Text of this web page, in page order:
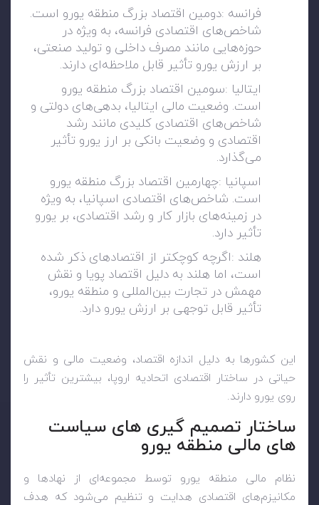
فرانسه :دومین اقتصاد بزرگ منطقه یورو است.
شاخص‌های اقتصادی فرانسه، به ویژه در
حوزه‌هایی مانند مصرف داخلی و تولید صنعتی،
بر ارزش یورو تأثیر قابل ملاحظه‌ای دارند.
ایتالیا :سومین اقتصاد بزرگ منطقه یورو
است. وضعیت مالی ایتالیا، بدهی‌های دولتی و
شاخص‌های اقتصادی کلیدی مانند رشد
اقتصادی و وضعیت بانکی بر ارز یورو تأثیر
می‌گذارد.
اسپانیا :چهارمین اقتصاد بزرگ منطقه یورو
است. شاخص‌های اقتصادی اسپانیا، به ویژه
در زمینه‌های بازار کار و رشد اقتصادی، بر یورو
تأثیر دارد.
هلند :اگرچه کوچکتر از اقتصادهای ذکر شده
است، اما هلند به دلیل اقتصاد پویا و نقش
مهمش در تجارت بین‌المللی و منطقه یورو،
تأثیر قابل توجهی بر ارزش یورو دارد.
این کشورها به دلیل اندازه اقتصاد، وضعیت مالی و نقش
حیاتی در ساختار اقتصادی اتحادیه اروپا، بیشترین تأثیر را
روی یورو دارند.
ساختار تصمیم گیری های سیاست
های مالی منطقه یورو
نظام مالی منطقه یورو توسط مجموعه‌ای از نهادها و
مکانیزم‌های اقتصادی هدایت و تنظیم می‌شود که هدف